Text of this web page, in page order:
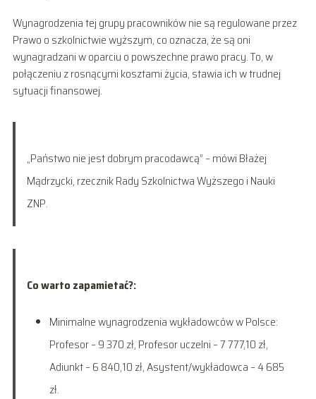
Wynagrodzenia tej grupy pracowników nie są regulowane przez
Prawo o szkolnictwie wyższym, co oznacza, że są oni
wynagradzani w oparciu o powszechne prawo pracy. To, w
połączeniu z rosnącymi kosztami życia, stawia ich w trudnej
sytuacji finansowej.
„Państwo nie jest dobrym pracodawcą” – mówi Błażej
Mądrzycki, rzecznik Rady Szkolnictwa Wyższego i Nauki
ZNP.
Co warto zapamietać?:
Minimalne wynagrodzenia wykładowców w Polsce:
Profesor – 9 370 zł, Profesor uczelni – 7 777,10 zł,
Adiunkt – 6 840,10 zł, Asystent/wykładowca – 4 685
zł.